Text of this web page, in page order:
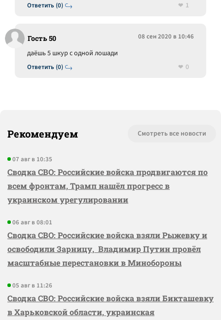
Ответить (0)
1
Гость 50 08 сен 2020 в 10:46
Ответить (0)
даёшь 5 шкур с одной лошади
0
Рекомендуем Смотреть все новости
07 авг в 10:35
Сводка СВО: Российские войска продвигаются по
всем фронтам, Трамп нашёл прогресс в
украинском урегулировании
06 авг в 08:01
Сводка СВО: Российские войска взяли Рыжевку и
освободили Зарницу, Владимир Путин провёл
масштабные перестановки в Минобороны
05 авг в 11:26
Сводка СВО: Российские войска взяли Бикташевку
в Харьковской области, украинская